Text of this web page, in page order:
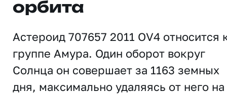
орбита
Астероид 707657 2011 OV4 относится
группе Амура. Один оборот вокруг
Солнца он совершает за 1163 земных
дня, максимально удаляясь от него на